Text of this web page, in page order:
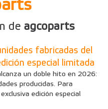
de agcoparts
fabricadas del
especial limitada
un doble hito en 2026:
producidas. Para
edición especial